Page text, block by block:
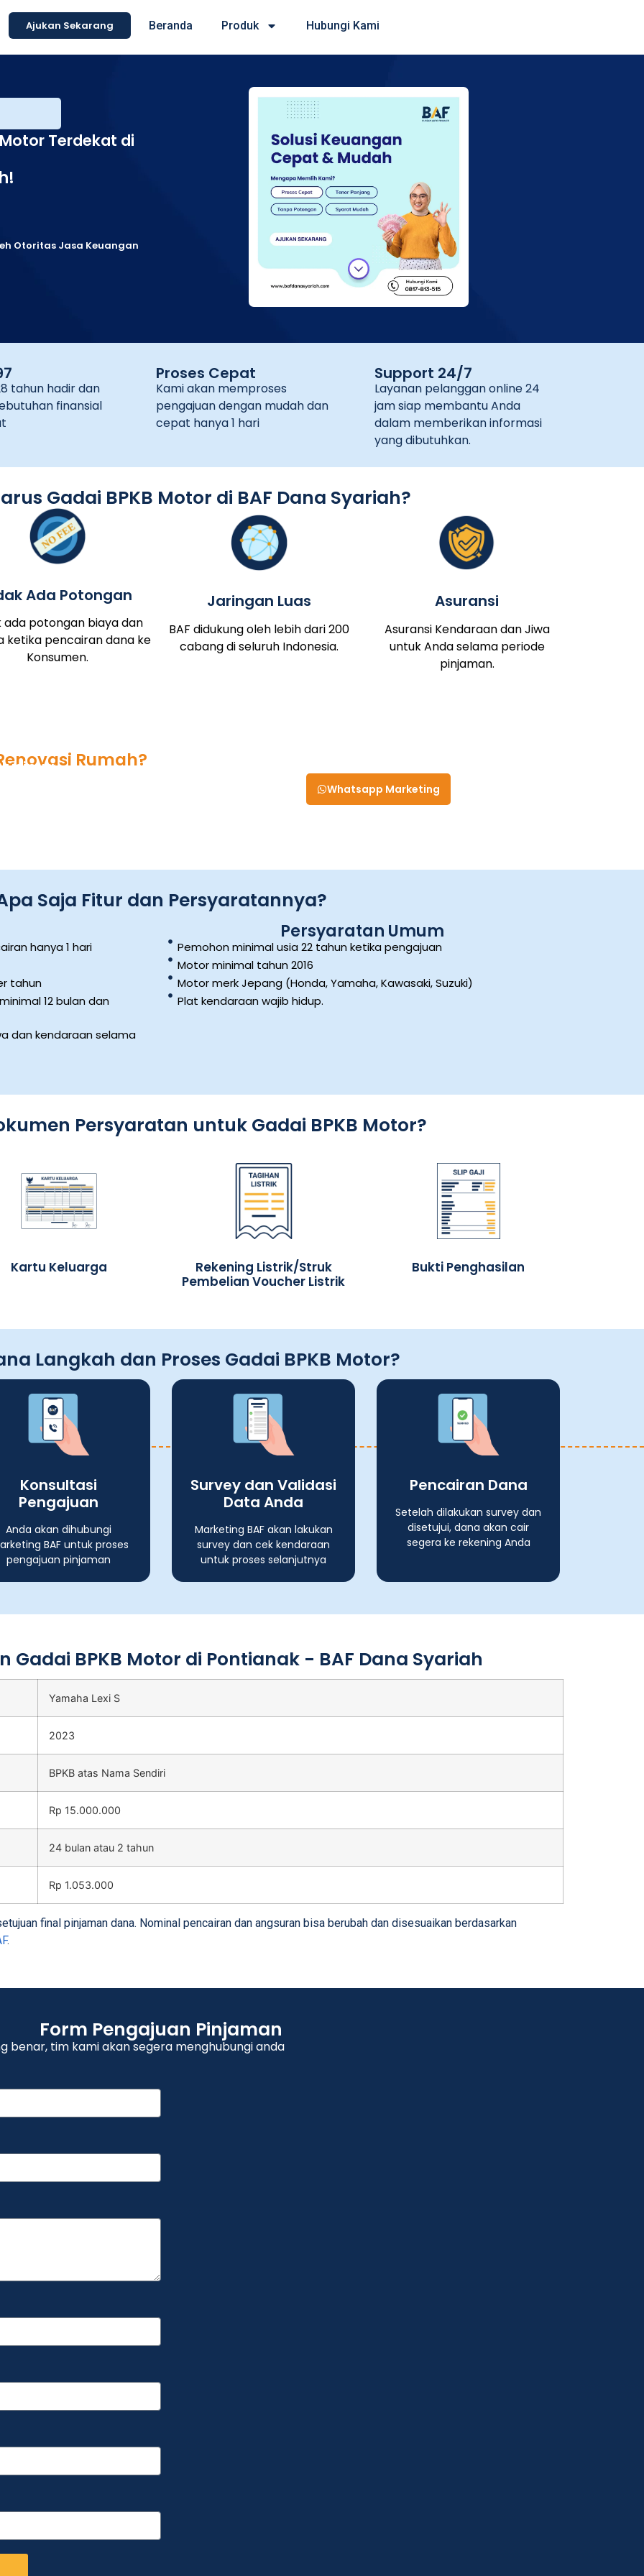
Ajukan Sekarang Beranda Produk Hubungi Kami
Terdekat di
Otoritas Jasa Keuangan
tahun hadir dan
finansial
Proses Cepat
Kami akan memproses
pengajuan dengan mudah dan
cepat hanya 1 hari
Support 24/7
Layanan pelanggan online 24
jam siap membantu Anda
dalam memberikan informasi
yang dibutuhkan.
Gadai BPKB Motor di BAF Dana Syariah?
Ada Potongan
ada potongan biaya dan
ketika pencairan dana ke
Konsumen.
Jaringan Luas
BAF didukung oleh lebih dari 200
cabang di seluruh Indonesia.
Asuransi
Asuransi Kendaraan dan Jiwa
untuk Anda selama periode
pinjaman.
Rumah?
Whatsapp Marketing
Saja Fitur dan Persyaratannya?
hanya 1 hari
tahun
12 bulan dan
dan kendaraan selama
Persyaratan Umum
Pemohon minimal usia 22 tahun ketika pengajuan
Motor minimal tahun 2016
Motor merk Jepang (Honda, Yamaha, Kawasaki, Suzuki)
Plat kendaraan wajib hidup.
Persyaratan untuk Gadai BPKB Motor?
Kartu Keluarga
Rekening Listrik/Struk
Pembelian Voucher Listrik
Bukti Penghasilan
Langkah dan Proses Gadai BPKB Motor?
Konsultasi
Pengajuan
Anda akan dihubungi
BAF untuk proses
pengajuan pinjaman
Survey dan Validasi
Data Anda
Marketing BAF akan lakukan
survey dan cek kendaraan
untuk proses selanjutnya
Pencairan Dana
Setelah dilakukan survey dan
disetujui, dana akan cair
segera ke rekening Anda
Gadai BPKB Motor di Pontianak - BAF Dana Syariah
Yamaha Lexi S
2023
BPKB atas Nama Sendiri
Rp 15.000.000
24 bulan atau 2 tahun
Rp 1.053.000
final pinjaman dana. Nominal pencairan dan angsuran bisa berubah dan disesuaikan berdasarkan
.
Form Pengajuan Pinjaman
benar, tim kami akan segera menghubungi anda